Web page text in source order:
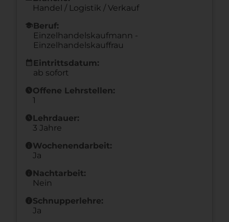
Handel / Logistik / Verkauf
schoolBeruf:
Einzelhandelskaufmann -
Einzelhandelskauffrau
calendar_month Eintrittsdatum:
ab sofort
scheduleOffene Lehrstellen:
1
scheduleLehrdauer:
3 Jahre
infoWochenendarbeit:
Ja
infoNachtarbeit:
Nein
infoSchnupperlehre:
Ja